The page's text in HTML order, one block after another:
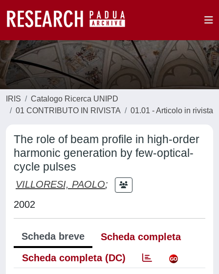
IRIS
Catalogo Ricerca UNIPD
01 CONTRIBUTO IN RIVISTA
01.01 - Articolo in rivista
The role of beam profile in high-order
harmonic generation by few-optical-
cycle pulses
VILLORESI, PAOLO;
2002
Scheda breve
Scheda completa
Scheda completa (DC)